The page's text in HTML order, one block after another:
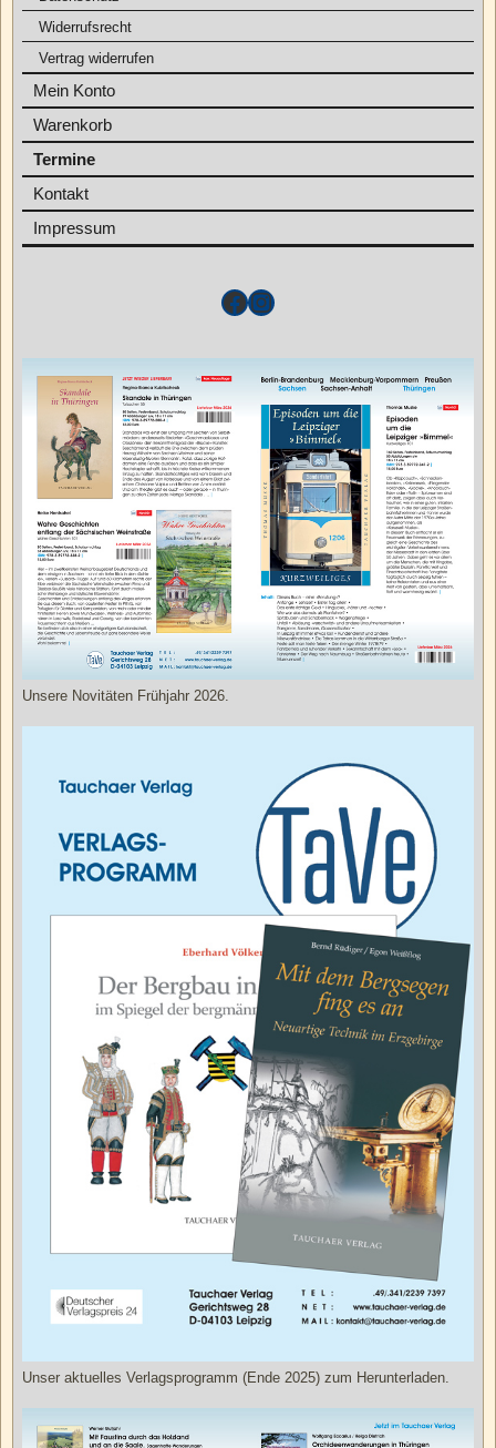
Widerrufsrecht
Vertrag widerrufen
Mein Konto
Warenkorb
Termine
Kontakt
Impressum
Unsere Novitäten Frühjahr 2026.
Unser aktuelles Verlagsprogramm (Ende 2025) zum Herunterladen.